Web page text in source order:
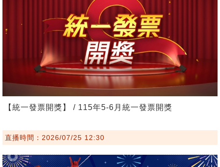
【統一發票開獎】 / 115年5-6月統一發票開獎
直播時間：2026/07/25 12:30